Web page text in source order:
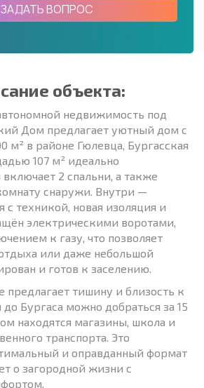
ЗАДАТЬ ВОПРОС
объекта:
недвижимость под
Дом предлагает уютный дом с
м² в районе Гюлевца, Бургасская
107 м² идеально
2 спальни, а также
снаружи. Внутри —
с техникой, новая изоляция и
электрическими воротами,
к газу, что позволяет
или даже небольшой
и готов к заселению.
предлагает тишину и близость к
Бургаса можно добраться за 15
находятся магазины, школа и
транспорта. Это
и оправданный формат
о загородной жизни с